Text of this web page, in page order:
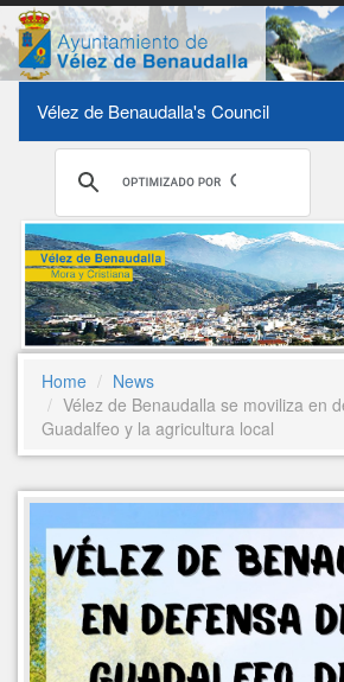
Vélez de Benaudalla's Council
Home
News
Vélez de Benaudalla se moviliza en
Guadalfeo y la agricultura local